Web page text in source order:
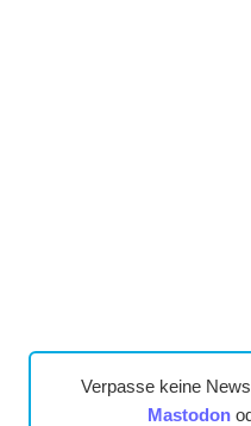
Verpasse keine
Mastodon